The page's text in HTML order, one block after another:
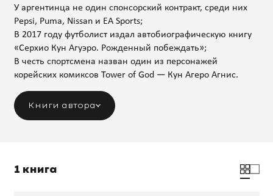
У аргентинца не один спонсорский контракт, среди них
Pepsi, Puma, Nissan и EA Sports;
В 2017 году футболист издал автобиографическую книгу
«Серхио Кун Агуэро. Рожденный побеждать»;
В честь спортсмена назван один из персонажей
корейских комиксов Tower of God — Кун Агеро Агнис.
Книги автора
1 книга